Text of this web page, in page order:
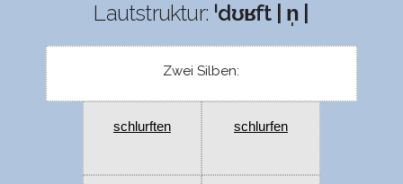
Lautstruktur: ˈdʊʁft | n̩ |
Zwei Silben:
schlurften schlurfen